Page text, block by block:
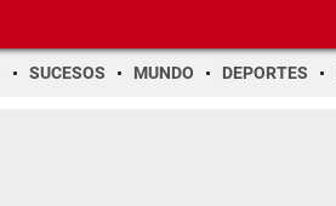
SUCESOS MUNDO DEPORTES